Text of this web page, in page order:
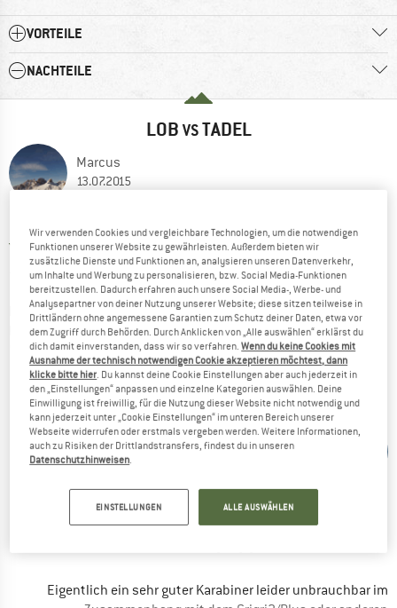
VORTEILE
NACHTEILE
LOB VSTADEL
Marcus
13.07.2015
EINE ECHTE INNOVATION
Ich benutze den "Vorgänger" K6G schon etwas länger und
habe bereits auf eine Version mit Verdrehschutz gewartet.
Den K10G "Clepsydra" habe ich nun einen Monat im Einsatz,
Indoor/Outdoor, Sicherung/Abseilen insges. ca 20h.
In der Halle nutzen wir als Sicherungsgerät u.a. das Edelrid
Megajul und den dazu gehörigen Karabiner von Edelrid habe
ich in Rente geschickt, der K10G ist einfach besser.
Umstehende schauen schon ab und an etwas verstohlen
ungläubig, wie schnell man das Seil ins Sicherungsgerät
einlegt... und hat der den Karabiner überhaupt zugeschraubt
!? Nee hat er nicht, muss er nicht !
Sichern mit Tube, Achter und HMS funktioniert auch alles
VS
Benjamin
Eigentlich ein sehr guter Karabiner leider unbrauchbar im
Wir verwenden Cookies und vergleichbare Technologien, um die notwendigen
Funktionen unserer Website zu gewährleisten. Außerdem bieten wir
zusätzliche Dienste und Funktionen an, analysieren unseren Datenverkehr,
um Inhalte und Werbung zu personalisieren, bzw. Social Media-Funktionen
bereitzustellen. Dadurch erfahren auch unsere Social Media-, Werbe- und
Analysepartner von deiner Nutzung unserer Website; diese sitzen teilweise in
Drittländern ohne angemessene Garantien zum Schutz deiner Daten, etwa vor
dem Zugriff durch Behörden. Durch Anklicken von „Alle auswählen“ erklärst du
dich damit einverstanden, dass wir so verfahren.Wenn du keine Cookies mit
Ausnahme der technisch notwendigen Cookie akzeptieren möchtest, dann
klicke bitte hier. Du kannst deine Cookie Einstellungen aber auch jederzeit in
den „Einstellungen“ anpassen und einzelne Kategorien auswählen. Deine
Einwilligung ist freiwillig, für die Nutzung dieser Website nicht notwendig und
kann jederzeit unter „Cookie Einstellungen“ im unteren Bereich unserer
Webseite widerrufen oder erstmals vergeben werden. Weitere Informationen,
auch zu Risiken der Drittlandstransfers, findest du in unseren
Datenschutzhinweisen.
EINSTELLUNGEN ALLE AUSWÄHLEN